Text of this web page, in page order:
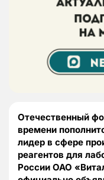
Отечественный
времени
лидер в сфере
реагентов для
России ОАО